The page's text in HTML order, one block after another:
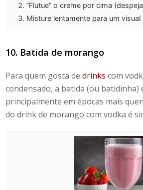
“Flutue” o creme por cima
Misture lentamente para um
10. Batida de morango
Para quem gosta dedrinks com
condensado, a batida (ou batidinha)
principalmente em épocas mais
dodrink de morango com vodka é